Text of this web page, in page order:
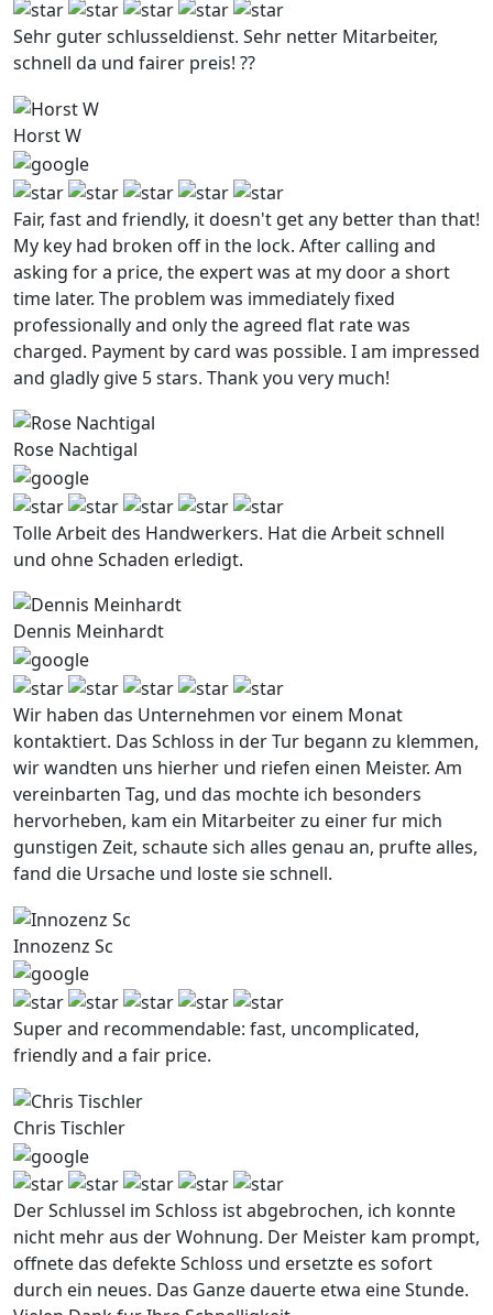
Sehr guter schlusseldienst. Sehr netter Mitarbeiter,
schnell da und fairer preis! ??
Horst W
Fair, fast and friendly, it doesn't get any better than that!
My key had broken off in the lock. After calling and
asking for a price, the expert was at my door a short
time later. The problem was immediately fixed
professionally and only the agreed flat rate was
charged. Payment by card was possible. I am impressed
and gladly give 5 stars. Thank you very much!
Rose Nachtigal
Tolle Arbeit des Handwerkers. Hat die Arbeit schnell
und ohne Schaden erledigt.
Dennis Meinhardt
Wir haben das Unternehmen vor einem Monat
kontaktiert. Das Schloss in der Tur begann zu klemmen,
wir wandten uns hierher und riefen einen Meister. Am
vereinbarten Tag, und das mochte ich besonders
hervorheben, kam ein Mitarbeiter zu einer fur mich
gunstigen Zeit, schaute sich alles genau an, prufte alles,
fand die Ursache und loste sie schnell.
Innozenz Sc
Super and recommendable: fast, uncomplicated,
friendly and a fair price.
Chris Tischler
Der Schlussel im Schloss ist abgebrochen, ich konnte
nicht mehr aus der Wohnung. Der Meister kam prompt,
offnete das defekte Schloss und ersetzte es sofort
durch ein neues. Das Ganze dauerte etwa eine Stunde.